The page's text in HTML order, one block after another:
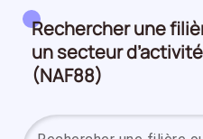
Rechercher une
un secteur d’activité
(NAF88)